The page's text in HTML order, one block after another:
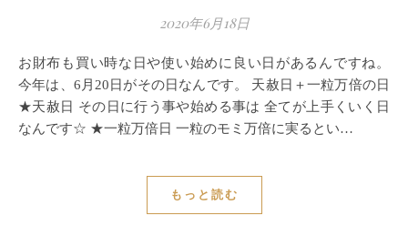
2020年6月18日
お財布も買い時な日や使い始めに良い日があるんですね。
今年は、6月20日がその日なんです。 天赦日＋一粒万倍の日
★天赦日 その日に行う事や始める事は 全てが上手くいく日
なんです☆ ★一粒万倍日 一粒のモミ万倍に実るとい…
もっと読む